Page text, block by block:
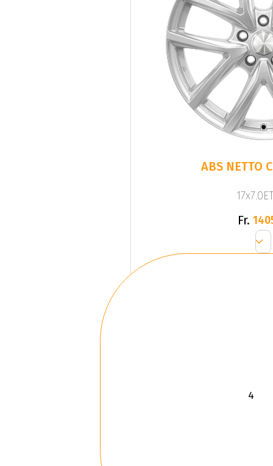
ABS NETTO
Fr.